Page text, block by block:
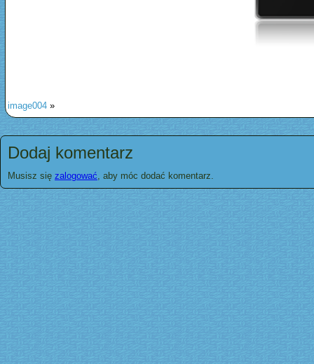
image004 »
Dodaj komentarz
Musisz się zalogować, aby móc dodać komentarz.